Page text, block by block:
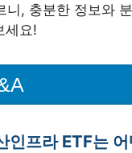
니, 충분한 정보와
세요!
인프라 ETF는